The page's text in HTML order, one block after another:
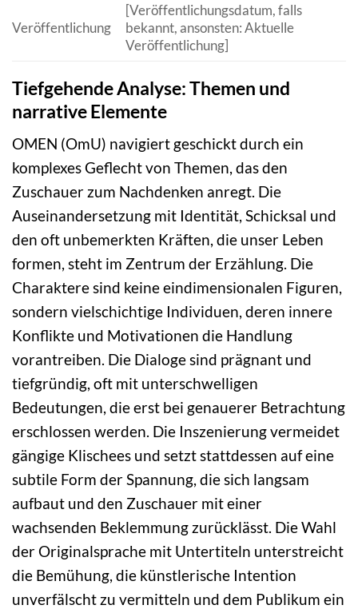
Veröffentlichung
[Veröffentlichungsdatum, falls
bekannt, ansonsten: Aktuelle
Veröffentlichung]
Tiefgehende Analyse: Themen und
narrative Elemente
OMEN (OmU) navigiert geschickt durch ein
komplexes Geflecht von Themen, das den
Zuschauer zum Nachdenken anregt. Die
Auseinandersetzung mit Identität, Schicksal und
den oft unbemerkten Kräften, die unser Leben
formen, steht im Zentrum der Erzählung. Die
Charaktere sind keine eindimensionalen Figuren,
sondern vielschichtige Individuen, deren innere
Konflikte und Motivationen die Handlung
vorantreiben. Die Dialoge sind prägnant und
tiefgründig, oft mit unterschwelligen
Bedeutungen, die erst bei genauerer Betrachtung
erschlossen werden. Die Inszenierung vermeidet
gängige Klischees und setzt stattdessen auf eine
subtile Form der Spannung, die sich langsam
aufbaut und den Zuschauer mit einer
wachsenden Beklemmung zurücklässt. Die Wahl
der Originalsprache mit Untertiteln unterstreicht
die Bemühung, die künstlerische Intention
unverfälscht zu vermitteln und dem Publikum ein